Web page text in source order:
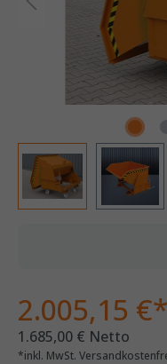
2.005,15 €*
1.685,00 € Netto
*inkl. MwSt.